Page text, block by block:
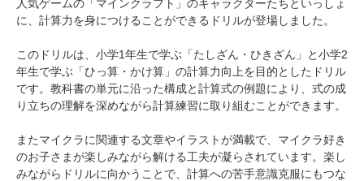
人気ゲームの「マインクラフト」のキャラクターたちといっしょ
に、計算力を身につけることができるドリルが登場しました。
このドリルは、小学1年生で学ぶ「たしざん・ひきざん」と小学2
年生で学ぶ「ひっ算・かけ算」の計算力向上を目的としたドリル
です。教科書の単元に沿った構成と計算式の例題により、式の成
り立ちの理解を深めながら計算練習に取り組むことができます。
またマイクラに関連する文章やイラストが満載で、マイクラ好き
のお子さまが楽しみながら解ける工夫が凝らされています。楽し
みながらドリルに向かうことで、計算への苦手意識克服にもつな